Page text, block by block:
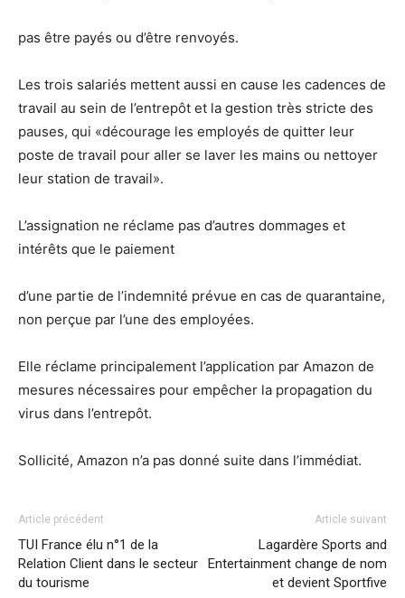
pas être payés ou d’être renvoyés.
Les trois salariés mettent aussi en cause les cadences de
travail au sein de l’entrepôt et la gestion très stricte des
pauses, qui «décourage les employés de quitter leur
poste de travail pour aller se laver les mains ou nettoyer
leur station de travail».
L’assignation ne réclame pas d’autres dommages et
intérêts que le paiement
d’une partie de l’indemnité prévue en cas de quarantaine,
non perçue par l’une des employées.
Elle réclame principalement l’application par Amazon de
mesures nécessaires pour empêcher la propagation du
virus dans l’entrepôt.
Sollicité, Amazon n’a pas donné suite dans l’immédiat.
Article précédent
TUI France élu n°1 de la
Relation Client dans le secteur
du tourisme
Article suivant
Lagardère Sports and
Entertainment change de nom
et devient Sportfive